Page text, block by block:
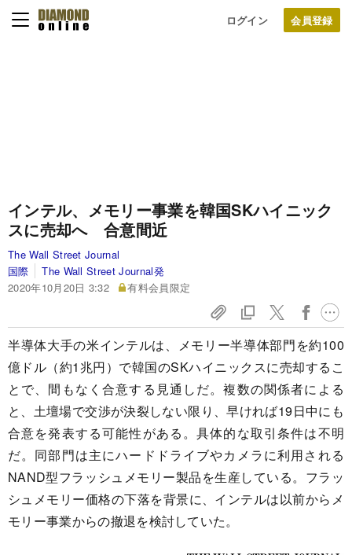
ログイン
インテル、メモリー事業を韓国SKハイニック
スに売却へ 合意間近
The Wall Street Journal
国際
The Wall Street Journal発
2020年10月20日 3:32
有料会員限定
半導体大手の米インテルは、メモリー半導体部門を約100
億ドル（約1兆円）で韓国のSKハイニックスに売却するこ
とで、間もなく合意する見通しだ。複数の関係者による
と、土壇場で交渉が決裂しない限り、早ければ19日中にも
合意を発表する可能性がある。具体的な取引条件は不明
だ。同部門は主にハードドライブやカメラに利用される
NAND型フラッシュメモリー製品を生産している。フラッ
シュメモリー価格の下落を背景に、インテルは以前からメ
モリー事業からの撤退を検討していた。